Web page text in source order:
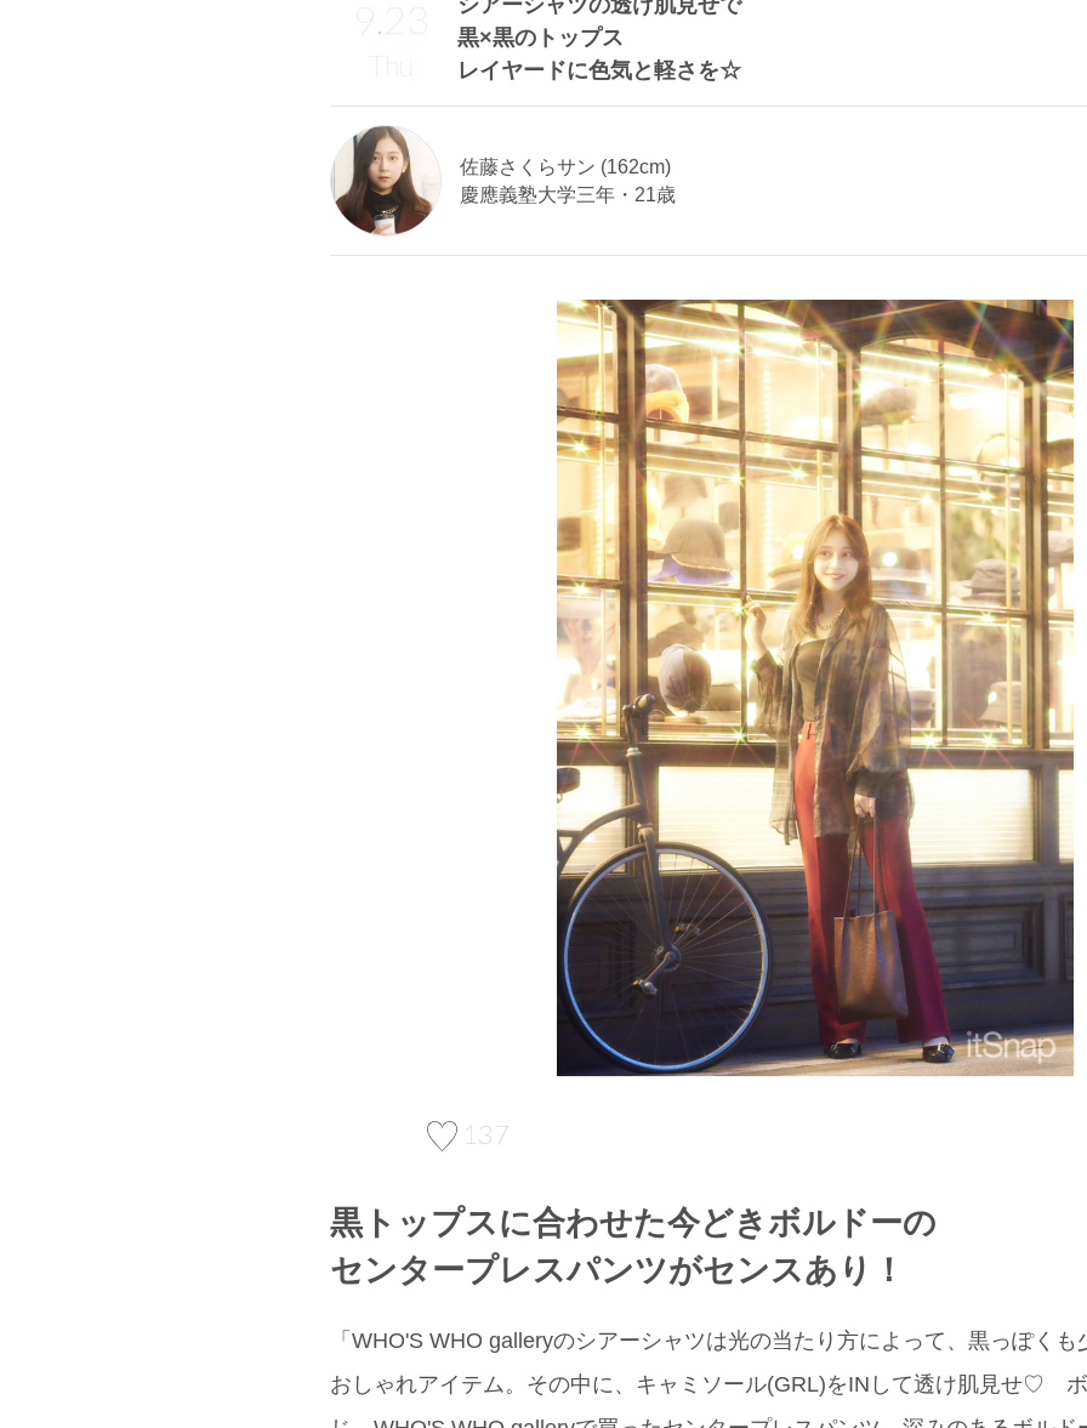
9.23
Thu
シアーシャツの透け肌見せで
黒×黒のトップス
レイヤードに色気と軽さを☆
佐藤さくらサン (162cm)
慶應義塾大学三年・21歳
137
黒トップスに合わせた今どきボルドーの
センタープレスパンツがセンスあり！
「WHO'S WHO galleryのシアーシャツは光の当たり方によって、黒っぽく
おしゃれアイテム。その中に、キャミソール(GRL)をINして透け肌見せ♡